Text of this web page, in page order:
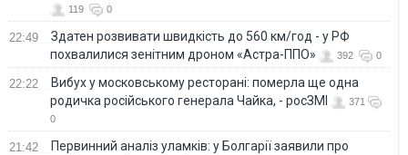
119 0
22:49
Здатен розвивати швидкість до 560 км/год - у РФ
похвалилися зенітним дроном «Астра-ППО»
392 0
22:22
Вибух у московському ресторані: померла ще одна
родичка російського генерала Чайка, - росЗМІ
371
0
21:42
Первинний аналіз уламків: у Болгарії заявили про